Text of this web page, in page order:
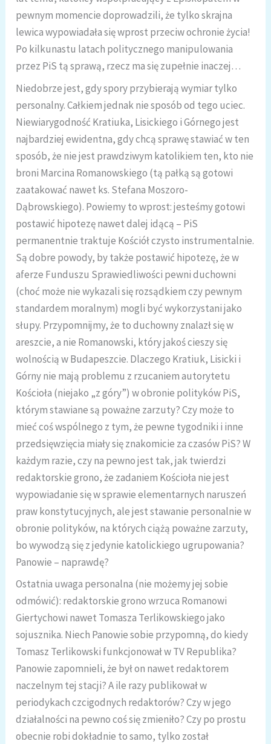
pewnym momencie doprowadzili, że tylko skrajna
lewica wypowiadała się wprost przeciw ochronie życia!
Po kilkunastu latach politycznego manipulowania
przez PiS tą sprawą, rzecz ma się zupełnie inaczej…
Niedobrze jest, gdy spory przybierają wymiar tylko
personalny. Całkiem jednak nie sposób od tego uciec.
Niewiarygodność Kratiuka, Lisickiego i Górnego jest
najbardziej ewidentna, gdy chcą sprawę stawiać w ten
sposób, że nie jest prawdziwym katolikiem ten, kto nie
broni Marcina Romanowskiego (tą pałką są gotowi
zaatakować nawet ks. Stefana Moszoro-
Dąbrowskiego). Powiemy to wprost: jesteśmy gotowi
postawić hipotezę nawet dalej idącą – PiS
permanentnie traktuje Kościół czysto instrumentalnie.
Są dobre powody, by także postawić hipotezę, że w
aferze Funduszu Sprawiedliwości pewni duchowni
(choć może nie wykazali się rozsądkiem czy pewnym
standardem moralnym) mogli być wykorzystani jako
słupy. Przypomnijmy, że to duchowny znalazł się w
areszcie, a nie Romanowski, który jakoś cieszy się
wolnością w Budapeszcie. Dlaczego Kratiuk, Lisicki i
Górny nie mają problemu z rzucaniem autorytetu
Kościoła (niejako „z góry”) w obronie polityków PiS,
którym stawiane są poważne zarzuty? Czy może to
mieć coś wspólnego z tym, że pewne tygodniki i inne
przedsięwzięcia miały się znakomicie za czasów PiS? W
każdym razie, czy na pewno jest tak, jak twierdzi
redaktorskie grono, że zadaniem Kościoła nie jest
wypowiadanie się w sprawie elementarnych naruszeń
praw konstytucyjnych, ale jest stawanie personalnie w
obronie polityków, na których ciążą poważne zarzuty,
bo wywodzą się z jedynie katolickiego ugrupowania?
Panowie – naprawdę?
Ostatnia uwaga personalna (nie możemy jej sobie
odmówić): redaktorskie grono wrzuca Romanowi
Giertychowi nawet Tomasza Terlikowskiego jako
sojusznika. Niech Panowie sobie przypomną, do kiedy
Tomasz Terlikowski funkcjonował w TV Republika?
Panowie zapomnieli, że był on nawet redaktorem
naczelnym tej stacji? A ile razy publikował w
periodykach czcigodnych redaktorów? Czy w jego
działalności na pewno coś się zmieniło? Czy po prostu
obecnie robi dokładnie to samo, tylko został